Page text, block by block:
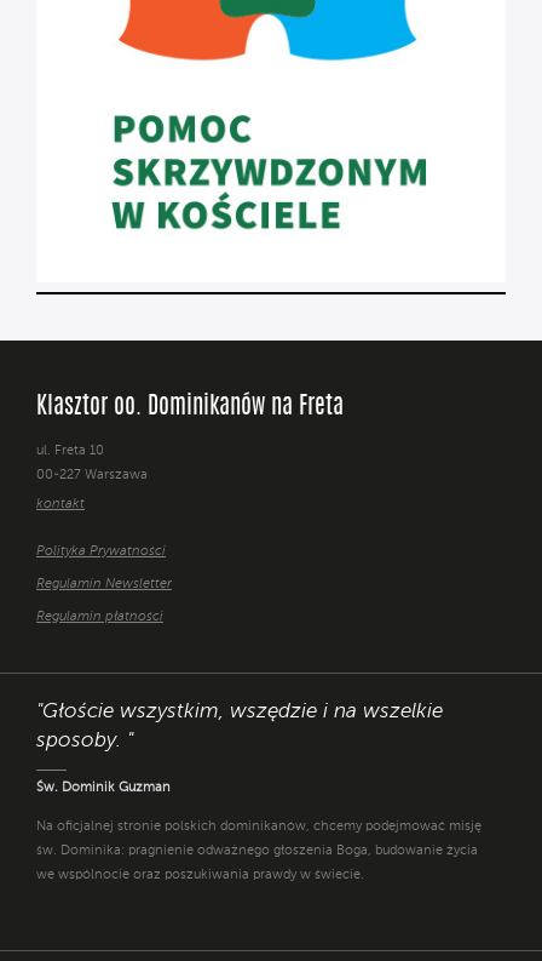
Klasztor oo. Dominikanów na Freta
ul. Freta 10
00-227 Warszawa
kontakt
Polityka Prywatności
Regulamin Newsletter
Regulamin płatności
"Głoście wszystkim, wszędzie i na wszelkie
sposoby. "
Św. Dominik Guzman
Na oficjalnej stronie polskich dominikanów, chcemy podejmować misję
św. Dominika: pragnienie odważnego głoszenia Boga, budowanie życia
we wspólnocie oraz poszukiwania prawdy w świecie.